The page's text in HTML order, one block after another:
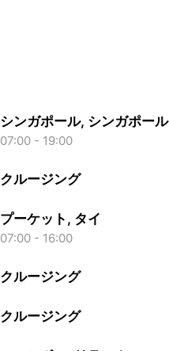
シンガポール, シンガポール
07:00 - 19:00
クルージング
プーケット, タイ
07:00 - 16:00
クルージング
クルージング